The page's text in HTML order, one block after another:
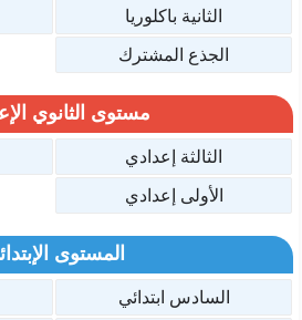
الثانية باكلوريا
الجذع المشترك
مستوى الثانوي
الثالثة إعدادي
الأولى إعدادي
المستوى
السادس ابتدائي